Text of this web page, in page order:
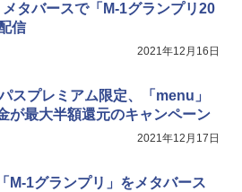
メタバースで「M-1グランプリ20
信
2021年12月16日
スプレミアム限定、「menu」
が最大半額還元のキャンペーン
2021年12月17日
M-1グランプリ」をメタバース